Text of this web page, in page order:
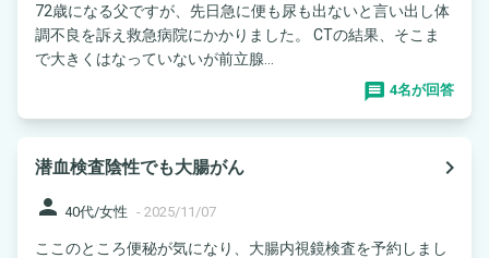
72歳になる父ですが、先日急に便も尿も出ないと言い出し体
調不良を訴え救急病院にかかりました。 CTの結果、そこま
で大きくはなっていないが前立腺...
4名が回答
潜血検査陰性でも大腸がん
navigate_next
person 40代/女性 - 2025/11/07
ここのところ便秘が気になり、大腸内視鏡検査を予約しまし